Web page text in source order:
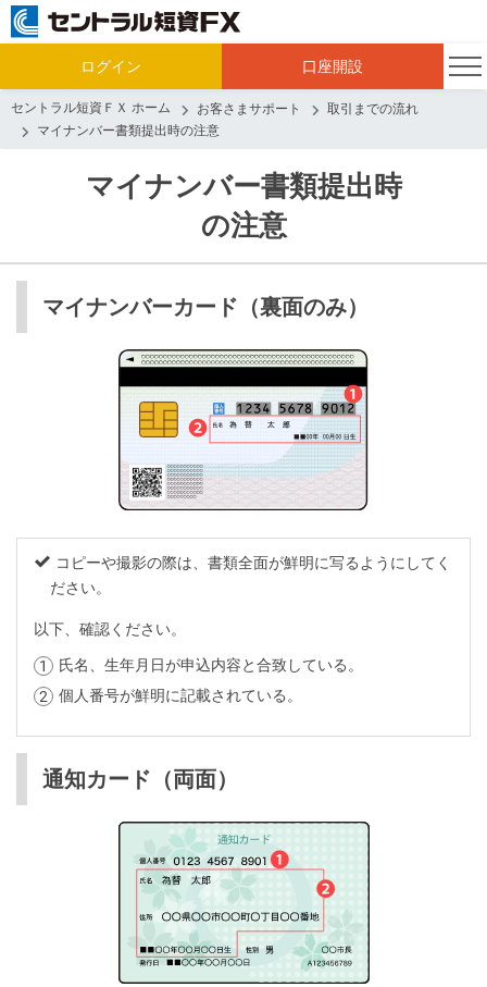
ログイン 口座開設
セントラル短資ＦＸ ホーム お客さまサポート
取引までの流れ
マイナンバー書類提出時の注意
マイナンバー書類提出時
の注意
マイナンバーカード（裏面のみ）
コピーや撮影の際は、書類全面が鮮明に写るようにしてく
ださい。
以下、確認ください。
氏名、生年月日が申込内容と合致している。
個人番号が鮮明に記載されている。
通知カード（両面）